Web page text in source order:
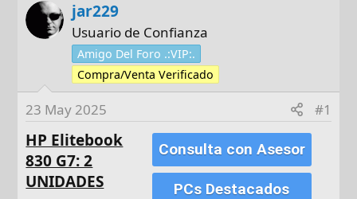
d
e
i
n
i
i
o
s
jar229
Usuario de Confianza
Amigo Del Foro .:VIP:.
Compra/Venta Verificado
23 May 2025 #1
Consulta con Asesor
PCs Destacados
HP Elitebook
830 G7: 2
UNIDADES